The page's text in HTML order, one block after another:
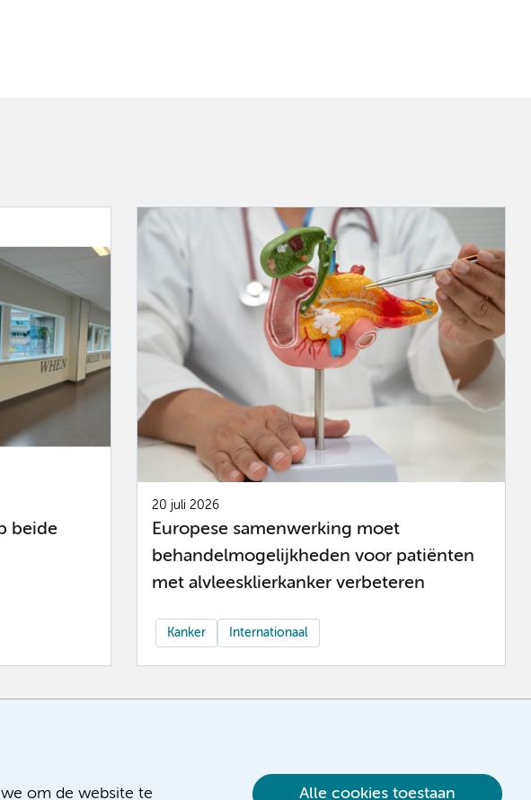
om de website te Alle cookies toestaan
beide
20 juli 2026
Europese samenwerking moet
behandelmogelijkheden voor patiënten
met alvleesklierkanker verbeteren
Kanker Internationaal